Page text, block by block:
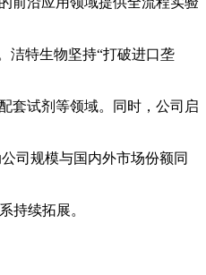
洁特生物坚持“打破进口垄
套试剂等领域。同时，公司启
司规模与国内外市场份额同
持续拓展。